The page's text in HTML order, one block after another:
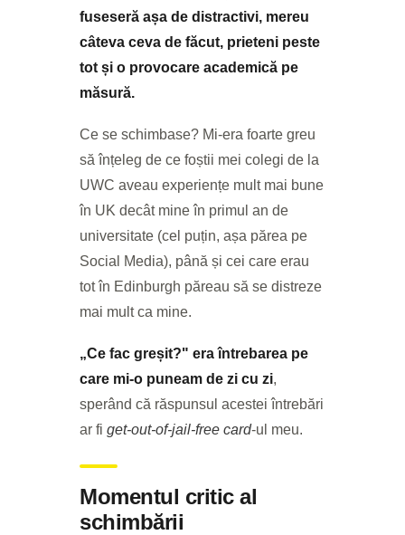
fuseseră așa de distractivi, mereu
câteva ceva de făcut, prieteni peste
tot și o provocare academică pe
măsură.
Ce se schimbase? Mi-era foarte greu
să înțeleg de ce foștii mei colegi de la
UWC aveau experiențe mult mai bune
în UK decât mine în primul an de
universitate (cel puțin, așa părea pe
Social Media), până și cei care erau
tot în Edinburgh păreau să se distreze
mai mult ca mine.
„Ce fac greșit?" era întrebarea pe
care mi-o puneam de zi cu zi,
sperând că răspunsul acestei întrebări
ar fi get-out-of-jail-free card-ul meu.
Momentul critic al
schimbării